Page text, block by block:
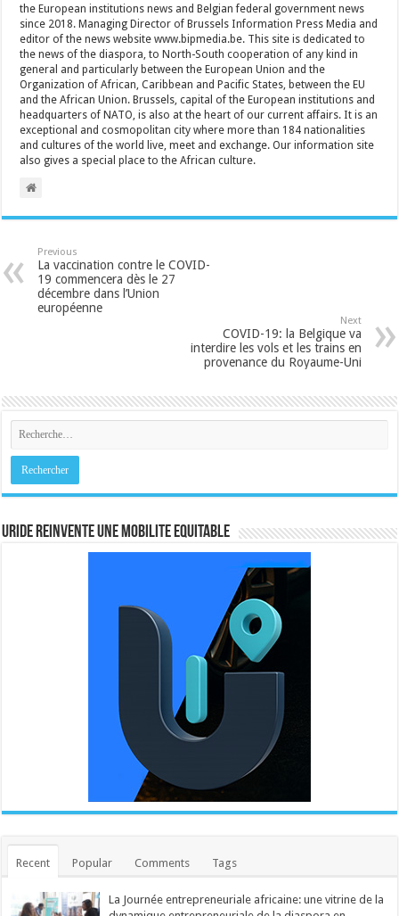
the European institutions news and Belgian federal government news
since 2018. Managing Director of Brussels Information Press Media and
editor of the news website www.bipmedia.be. This site is dedicated to
the news of the diaspora, to North-South cooperation of any kind in
general and particularly between the European Union and the
Organization of African, Caribbean and Pacific States, between the EU
and the African Union. Brussels, capital of the European institutions and
headquarters of NATO, is also at the heart of our current affairs. It is an
exceptional and cosmopolitan city where more than 184 nationalities
and cultures of the world live, meet and exchange. Our information site
also gives a special place to the African culture.
Previous
La vaccination contre le COVID-
19 commencera dès le 27
décembre dans l’Union
européenne
Next
COVID-19: la Belgique va
interdire les vols et les trains en
provenance du Royaume-Uni
URIDE REINVENTE UNE MOBILITE EQUITABLE
Recent Popular Comments Tags
La Journée entrepreneuriale africaine: une vitrine de la